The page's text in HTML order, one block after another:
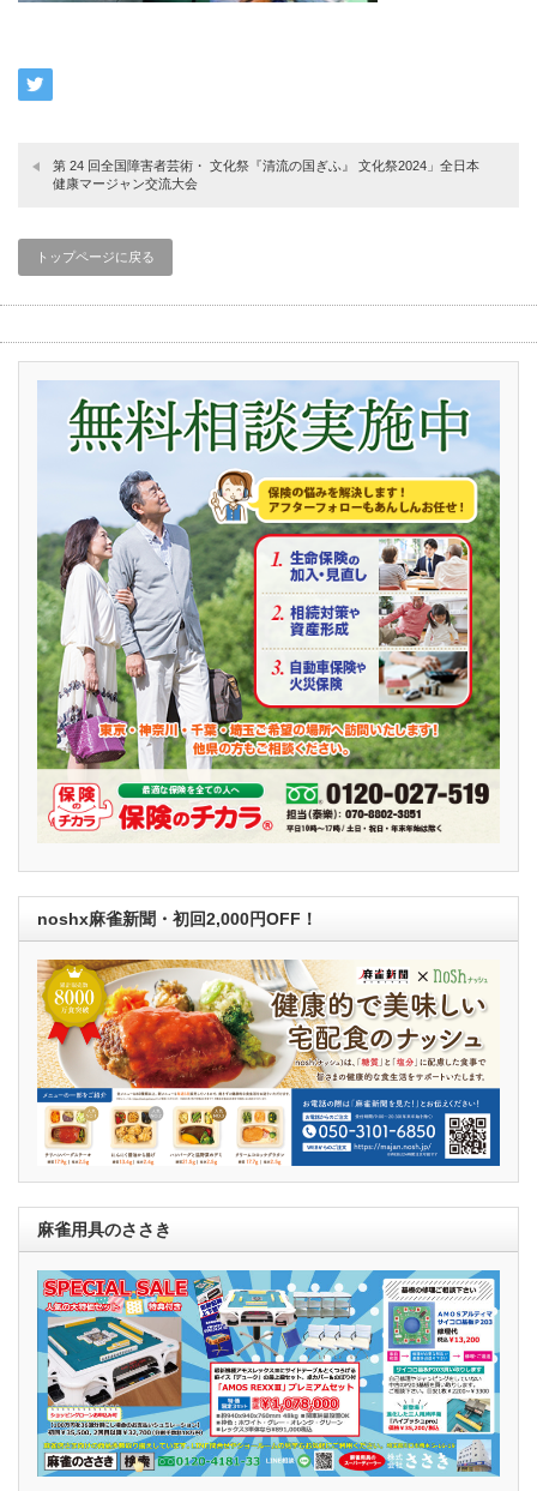
第 24 回全国障害者芸術・ 文化祭『清流の国ぎふ』 文化祭2024」全日本
健康マージャン交流大会
トップページに戻る
noshx麻雀新聞・初回2,000円OFF！
麻雀用具のささき